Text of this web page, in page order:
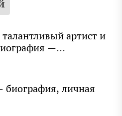
артист и
—
известность и
личной жизни!
биография, личная